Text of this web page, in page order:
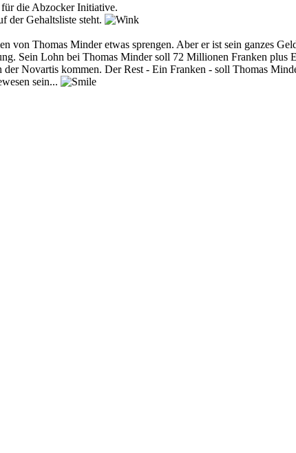
für die Abzocker Initiative.
der Gehaltsliste steht.
von Thomas Minder etwas sprengen. Aber er ist sein ganzes
Sein Lohn bei Thomas Minder soll 72 Millionen Franken plus
Novartis kommen. Der Rest - Ein Franken - soll Thomas
sein...